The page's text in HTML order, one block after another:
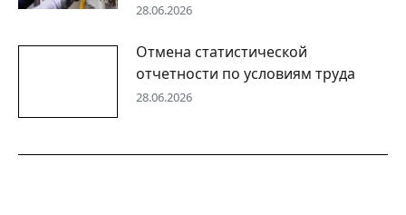
28.06.2026
Отмена статистической
отчетности по условиям труда
28.06.2026